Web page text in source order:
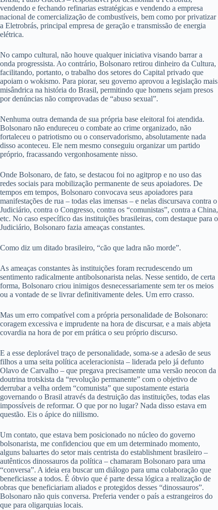
vendendo e fechando refinarias estratégicas e vendendo a empresa
nacional de comercialização de combustíveis, bem como por privatizar
a Eletrobrás, principal empresa de geração e transmissão de energia
elétrica.
No campo cultural, não houve qualquer iniciativa visando barrar a
onda progressista. Ao contrário, Bolsonaro retirou dinheiro da Cultura,
facilitando, portanto, o trabalho dos setores do Capital privado que
apoiam o wokismo. Para piorar, seu governo aprovou a legislação mais
misândrica na história do Brasil, permitindo que homens sejam presos
por denúncias não comprovadas de “abuso sexual”.
Nenhuma outra demanda de sua própria base eleitoral foi atendida.
Bolsonaro não endureceu o combate ao crime organizado, não
fortaleceu o patriotismo ou o conservadorismo, absolutamente nada
disso aconteceu. Ele nem mesmo conseguiu organizar um partido
próprio, fracassando vergonhosamente nisso.
Onde Bolsonaro, de fato, se destacou foi no agitprop e no uso das
redes sociais para mobilização permanente de seus apoiadores. De
tempos em tempos, Bolsonaro convocava seus apoiadores para
manifestações de rua – todas elas imensas – e nelas discursava contra o
Judiciário, contra o Congresso, contra os “comunistas”, contra a China,
etc. No caso específico das instituições brasileiras, com destaque para o
Judiciário, Bolsonaro fazia ameaças constantes.
Como diz um ditado brasileiro, “cão que ladra não morde”.
As ameaças constantes às instituições foram recrudescendo um
sentimento radicalmente antibolsonarista nelas. Nesse sentido, de certa
forma, Bolsonaro criou inimigos desnecessariamente sem ter os meios
ou a vontade de se livrar definitivamente deles. Um erro crasso.
Mas um erro compatível com a própria personalidade de Bolsonaro:
coragem excessiva e imprudente na hora de discursar, e a mais abjeta
covardia na hora de por em prática o seu próprio discurso.
E a esse deplorável traço de personalidade, soma-se a adesão de seus
filhos a uma seita política aceleracionista – liderada pelo já defunto
Olavo de Carvalho – que pregava precisamente uma versão neocon da
doutrina trotskista da “revolução permanente” com o objetivo de
derrubar a velha ordem “comunista” que supostamente estaria
governando o Brasil através da destruição das instituições, todas elas
impossíveis de reformar. O que por no lugar? Nada disso estava em
questão. Eis o ápice do niilismo.
Um contato, que estava bem posicionado no núcleo do governo
bolsonarista, me confidenciou que em um determinado momento,
alguns baluartes do setor mais centrista do establishment brasileiro –
autênticos dinossauros da política – chamaram Bolsonaro para uma
“conversa”. A ideia era buscar um diálogo para uma colaboração que
beneficiasse a todos. É óbvio que é parte dessa lógica a realização de
obras que beneficiariam aliados e protegidos desses “dinossauros”.
Bolsonaro não quis conversa. Preferia vender o país a estrangeiros do
que para oligarquias locais.